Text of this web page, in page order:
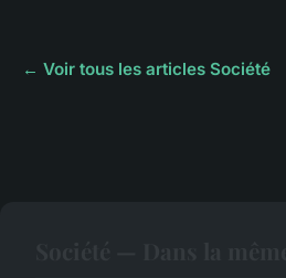
← Voir tous les articles Société